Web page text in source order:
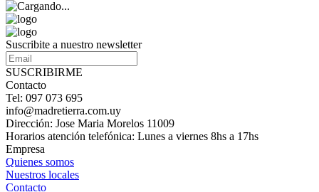
Suscribite a nuestro newsletter
SUSCRIBIRME
Contacto
Tel: 097 073 695
info@madretierra.com.uy
Dirección: Jose Maria Morelos 11009
Horarios atención telefónica: Lunes a viernes 8hs a 17hs
Empresa
Quienes somos
Nuestros locales
Contacto